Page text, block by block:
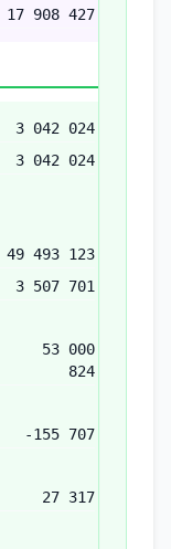
17 908 427
3 042 024
3 042 024
49 493 123
3 507 701
53 000
824
-155 707
27 317